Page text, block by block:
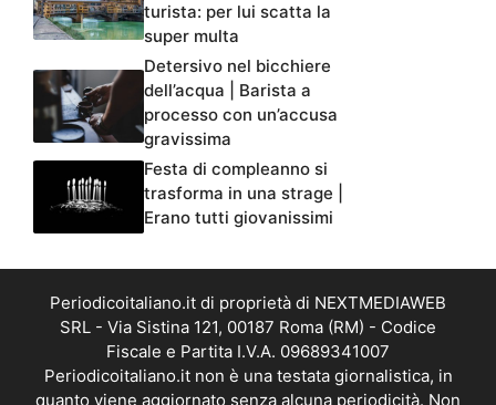
turista: per lui scatta la
super multa
Detersivo nel bicchiere
dell’acqua | Barista a
processo con un’accusa
gravissima
Festa di compleanno si
trasforma in una strage |
Erano tutti giovanissimi
Periodicoitaliano.it di proprietà di NEXTMEDIAWEB
SRL - Via Sistina 121, 00187 Roma (RM) - Codice
Fiscale e Partita I.V.A. 09689341007
Periodicoitaliano.it non è una testata giornalistica, in
quanto viene aggiornato senza alcuna periodicità. Non